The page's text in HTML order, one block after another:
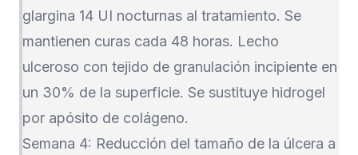
glargina 14 UI nocturnas al tratamiento. Se
mantienen curas cada 48 horas. Lecho
ulceroso con tejido de granulación incipiente en
un 30% de la superficie. Se sustituye hidrogel
por apósito de colágeno.
Semana 4: Reducción del tamaño de la úlcera a